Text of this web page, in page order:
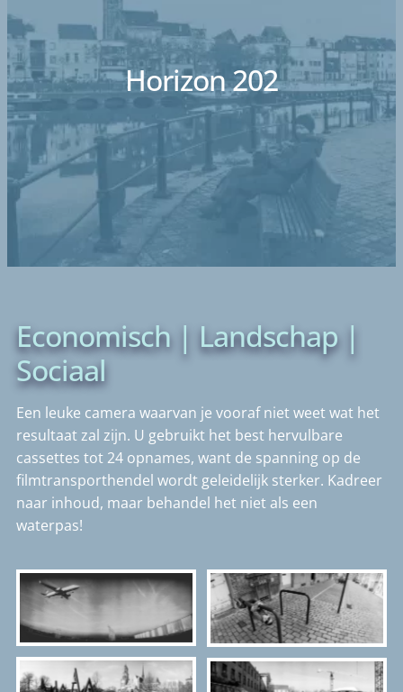
Horizon 202
Economisch | Landschap |
Sociaal
Een leuke camera waarvan je vooraf niet weet wat het
resultaat zal zijn. U gebruikt het best hervulbare
cassettes tot 24 opnames, want de spanning op de
filmtransporthendel wordt geleidelijk sterker. Kadreer
naar inhoud, maar behandel het niet als een
waterpas!